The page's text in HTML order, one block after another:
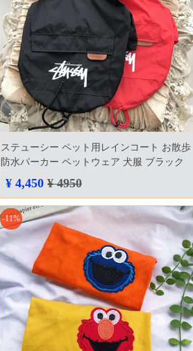
ステューシー ペット用レインコート お散歩
防水パーカー ペットウェア 犬服 ブラック
stussy フード付き犬パーカー おしゃれ 日焼け
止めトップス ドッグ服 軽量
¥ 4,450 ¥ 4950
-11%